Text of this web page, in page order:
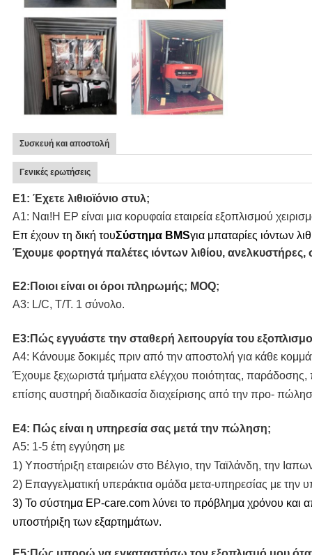
Συσκευή και αποστολή
Γενικές ερωτήσεις
Ε1: Έχετε λιθιοϊόνιο στυλ;
Α1: Ναι!Η EP είναι μια κορυφαία εταιρεία εξοπλισμού
Επ έχουν τη δική τουΣύστημα BMSγια μπαταρίες ιόντων
Έχουμε φορτηγά παλέτες ιόντων λιθίου,
Ε2:Ποιοι είναι οι όροι πληρωμής; MOQ;
Α3: L/C, T/T. 1 σύνολο.
Ε3:Πώς εγγυάστε την σταθερή λειτουργία του
Α4: Κάνουμε δοκιμές πριν από την αποστολή για κάθε
Έχουμε ξεχωριστά τμήματα ελέγχου ποιότητας,
επίσης αυστηρή διαδικασία διαχείρισης από την προ-
Ε4: Πώς είναι η υπηρεσία σας μετά την πώληση;
Α5: 1-5 έτη εγγύηση με
1) Υποστήριξη εταιρειών στο Βέλγιο, την Ταϊλάνδη, την
2) Επαγγελματική υπεράκτια ομάδα μετα-υπηρεσίας με την
3) Το σύστημα EP-care.com λύνει το πρόβλημα χρόνου και
υποστήριξη των εξαρτημάτων.